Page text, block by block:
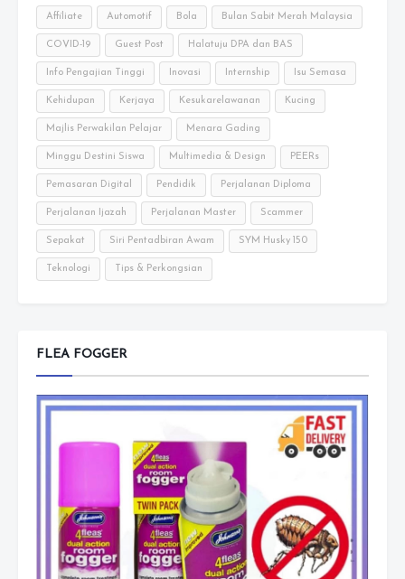
Affiliate Automotif Bola Bulan Sabit Merah Malaysia
COVID-19 Guest Post Halatuju DPA dan BAS
Info Pengajian Tinggi Inovasi Internship Isu Semasa
Kehidupan Kerjaya Kesukarelawanan Kucing
Majlis Perwakilan Pelajar Menara Gading
Minggu Destini Siswa Multimedia & Design PEERs
Pemasaran Digital Pendidik Perjalanan Diploma
Perjalanan Ijazah Perjalanan Master Scammer
Sepakat Siri Pentadbiran Awam SYM Husky 150
Teknologi Tips & Perkongsian
FLEA FOGGER